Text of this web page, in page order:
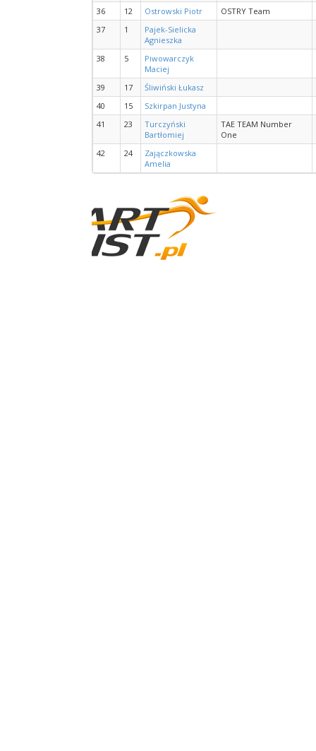
36
12 Ostrowski Piotr
OSTRY Team
37
1
Pajek-Sielicka
Agnieszka
38
5
Piwowarczyk
Maciej
39
17
Śliwiński Łukasz
40
15
Szkirpan Justyna
41
23
Turczyński
Bartłomiej
TAE TEAM Number
One
42
24
Zajączkowska
Amelia